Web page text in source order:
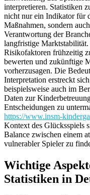
interpretieren. Statistiken
nicht nur ein Indikator für
Maßnahmen, sondern
Verantwortung der
langfristige
Risikofaktoren frühzeitig
bewerten und zukünftige
vorherzusagen. Die
Interpretation erstreckt
beispielsweise auch im
Daten zur
Entscheidungen zu
https://www.insm-
Kontext des Glücksspiels
Balance zwischen einem
vulnerabler Spieler zu
Wichtige
Statistiken in